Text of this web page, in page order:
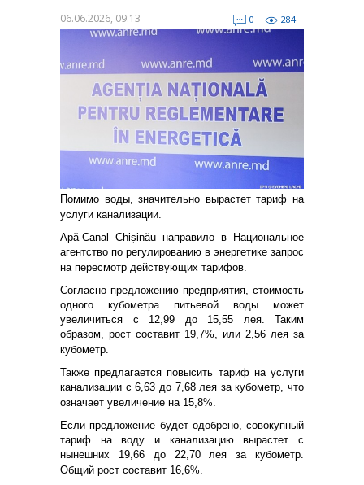
06.06.2026, 09:13 0 284
Помимо воды, значительно вырастет тариф на
услуги канализации.
Apă-Canal Chișinău направило в Национальное
агентство по регулированию в энергетике запрос
на пересмотр действующих тарифов.
Согласно предложению предприятия, стоимость
одного кубометра питьевой воды может
увеличиться с 12,99 до 15,55 лея. Таким
образом, рост составит 19,7%, или 2,56 лея за
кубометр.
Также предлагается повысить тариф на услуги
канализации с 6,63 до 7,68 лея за кубометр, что
означает увеличение на 15,8%.
Если предложение будет одобрено, совокупный
тариф на воду и канализацию вырастет с
нынешних 19,66 до 22,70 лея за кубометр.
Общий рост составит 16,6%.